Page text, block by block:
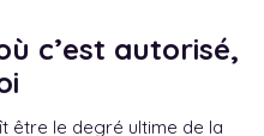
c’est autorisé,
être le degré ultime de la